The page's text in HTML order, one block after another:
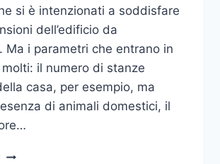
si è intenzionati a soddisfare
dell’edificio da
Ma i parametri che entrano in
il numero di stanze
casa, per esempio, ma
di animali domestici, il
COME